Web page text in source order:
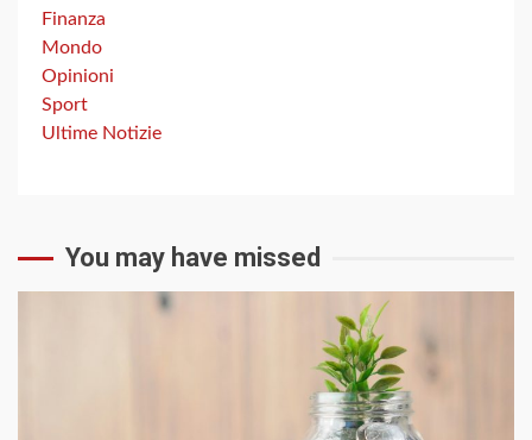
Finanza
Mondo
Opinioni
Sport
Ultime Notizie
You may have missed